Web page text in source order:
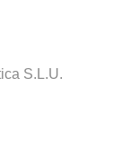
S.L.U.